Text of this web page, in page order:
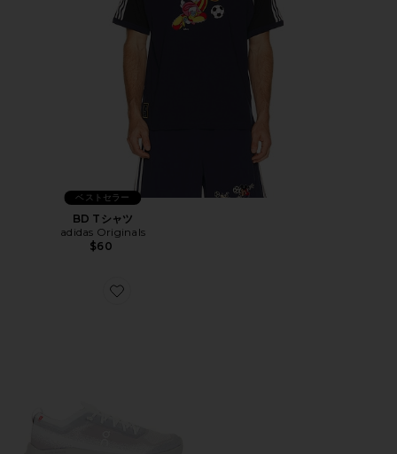
ベストセラー
BD Tシャツ
adidas Originals
$60
Favorite ZENDAYA スニーカー